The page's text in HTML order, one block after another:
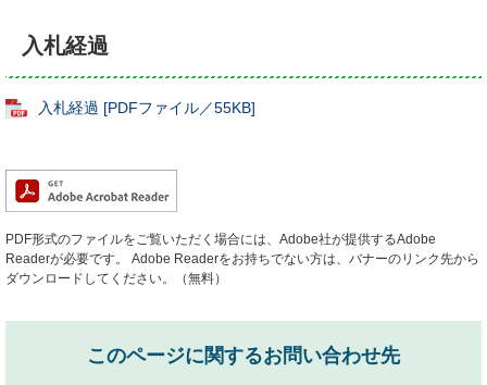
入札経過
入札経過 [PDFファイル／55KB]
PDF形式のファイルをご覧いただく場合には、Adobe社が提供するAdobe
Readerが必要です。
Adobe Readerをお持ちでない方は、バナーのリンク先から
ダウンロードしてください。（無料）
このページに関するお問い合わせ先